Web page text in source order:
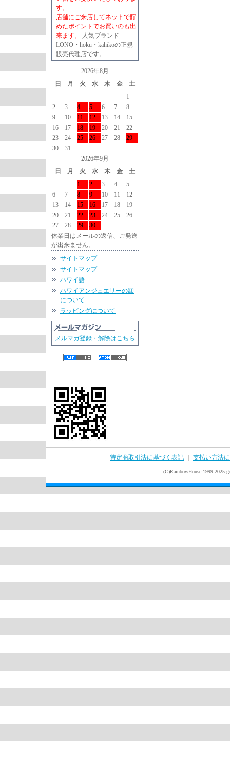
す。
店舗にご来店してネットで貯
めたポイントでお買いのも出
来ます。
人気ブランド
LONO・hoku・kahikoの正規
販売代理店です。
2026年8月
日
月 火 水 木 金
土
1
2
3 4 5 6 7
8
9
10 11 12 13 14
15
16
17 18 19 20 21
22
23
24 25 26 27 28
29
30
31
2026年9月
日
月 火 水 木 金
土
1
2 3 4
5
6
7 8 9 10 11
12
13
14 15 16 17 18
19
20
21 22 23 24 25
26
27
28 29
30
休業日はメールの返信、ご発送
が出来ません。
サイトマップ
サイトマップ
ハワイ語
ハワイアンジュエリーの卸
について
ラッピングについて
メルマガ登録・解除はこちら
特定商取引法に基づく表記 支払い方法
(C)RainbowHouse 1999-2025